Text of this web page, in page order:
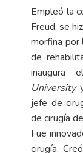
Empleó la
Freud, se
morfina por
de
University
jefe de
de cirugía
Fue
cirugía.